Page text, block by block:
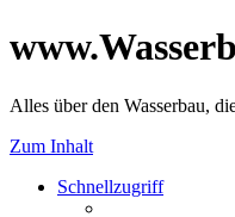
Alles über den Wasserbau,
Zum Inhalt
Schnellzugriff